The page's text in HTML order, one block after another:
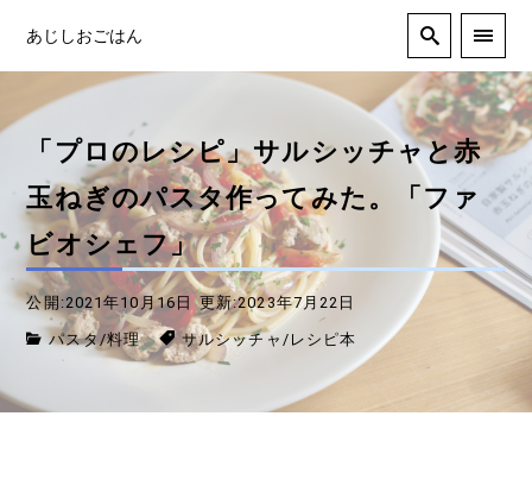
あじしおごはん
「プロのレシピ」サルシッチャと赤
玉ねぎのパスタ作ってみた。「ファ
ビオシェフ」
公開:2021年10月16日 更新:2023年7月22日
パスタ /料理 サルシッチャ / レシピ本